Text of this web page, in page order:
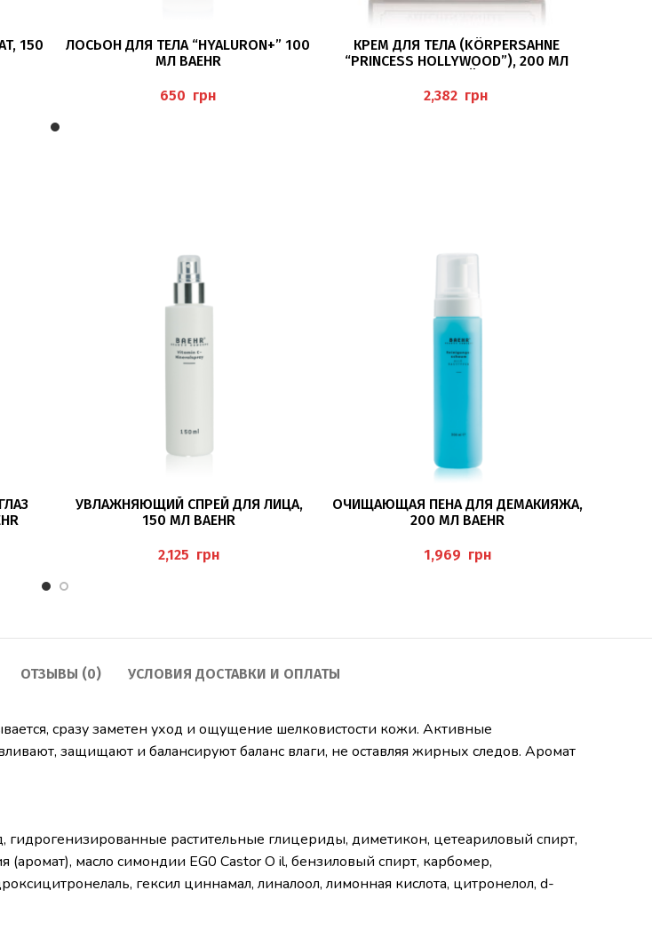
150
В КОРЗИНУ
ЛОСЬОН ДЛЯ ТЕЛА “HYALURON+” 100
МЛ BAEHR
грн
ПОДРОБНЕЕ
КРЕМ ДЛЯ ТЕЛА (KÖRPERSAHNE
“PRINCESS HOLLYWOOD”), 200 МЛ
грн
В КОРЗИНУ
УВЛАЖНЯЮЩИЙ СПРЕЙ ДЛЯ ЛИЦА,
150 МЛ BAEHR
грн
В КОРЗИНУ
ОЧИЩАЮЩАЯ ПЕНА ДЛЯ ДЕМАКИЯЖА,
200 МЛ BAEHR
грн
ОТЗЫВЫ (0) УСЛОВИЯ ДОСТАВКИ И ОПЛАТЫ
сразу заметен уход и ощущение шелковистости кожи. Активные
защищают и балансируют баланс влаги, не оставляя жирных следов. Аромат
растительные глицериды, диметикон, цетеариловый спирт,
масло симондии EG0 Castor O il, бензиловый спирт, карбомер,
гексил циннамал, линалоол, лимонная кислота, цитронелол, d-